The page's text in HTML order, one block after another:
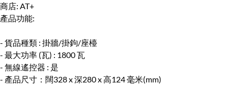
商店: AT+
產品功能:
- 貨品種類 : 掛牆/掛鉤/座檯
- 最大功率 (瓦) : 1800 瓦
- 無線遙控器 : 是
- 產品尺寸：闊328 x 深280 x 高124 毫米(mm)